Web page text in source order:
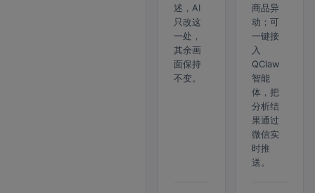
述，AI
只改这
一处，
其余画
面保持
不变。
商品异
动；可
一键接
入
QClaw
智能
体，把
分析结
果通过
微信实
时推
送。